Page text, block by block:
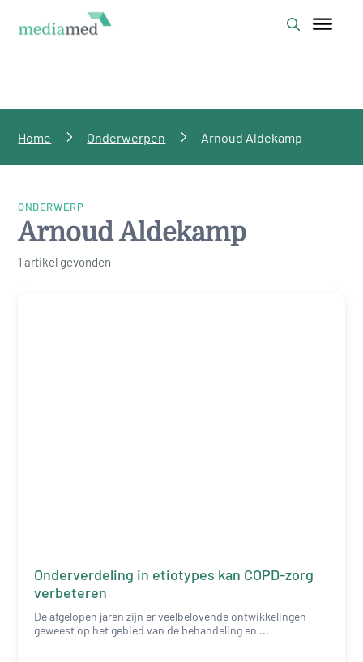
Home Onderwerpen Arnoud Aldekamp
ONDERWERP
Arnoud Aldekamp
1 artikel gevonden
Onderverdeling in etiotypes kan COPD-zorg
verbeteren
De afgelopen jaren zijn er veelbelovende ontwikkelingen
geweest op het gebied van de behandeling en ...